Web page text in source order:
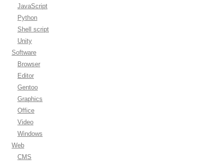
JavaScript
Python
Shell script
Unity
Software
Browser
Editor
Gentoo
Graphics
Office
Video
Windows
Web
CMS